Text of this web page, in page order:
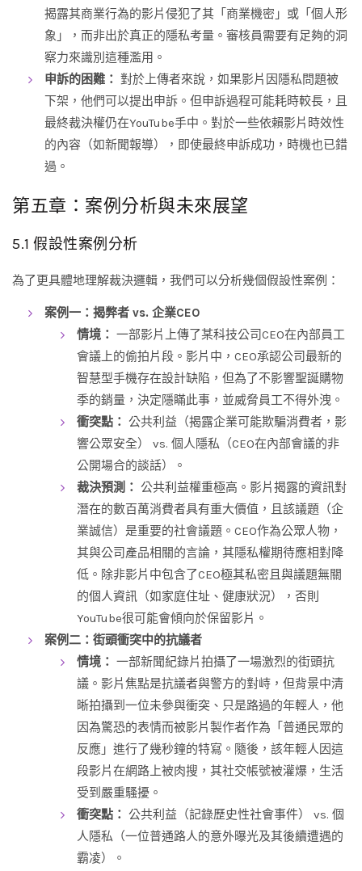
揭露其商業行為的影片侵犯了其「商業機密」或「個人形
象」，而非出於真正的隱私考量。審核員需要有足夠的洞
察力來識別這種濫用。
申訴的困難： 對於上傳者來說，如果影片因隱私問題被
下架，他們可以提出申訴。但申訴過程可能耗時較長，且
最終裁決權仍在YouTube手中。對於一些依賴影片時效性
的內容（如新聞報導），即使最終申訴成功，時機也已錯
過。
第五章：案例分析與未來展望
5.1 假設性案例分析
為了更具體地理解裁決邏輯，我們可以分析幾個假設性案例：
案例一：揭弊者 vs. 企業CEO
情境： 一部影片上傳了某科技公司CEO在內部員工
會議上的偷拍片段。影片中，CEO承認公司最新的
智慧型手機存在設計缺陷，但為了不影響聖誕購物
季的銷量，決定隱瞞此事，並威脅員工不得外洩。
衝突點： 公共利益（揭露企業可能欺騙消費者，影
響公眾安全） vs. 個人隱私（CEO在內部會議的非
公開場合的談話）。
裁決預測： 公共利益權重極高。影片揭露的資訊對
潛在的數百萬消費者具有重大價值，且該議題（企
業誠信）是重要的社會議題。CEO作為公眾人物，
其與公司產品相關的言論，其隱私權期待應相對降
低。除非影片中包含了CEO極其私密且與議題無關
的個人資訊（如家庭住址、健康狀況），否則
YouTube很可能會傾向於保留影片。
案例二：街頭衝突中的抗議者
情境： 一部新聞紀錄片拍攝了一場激烈的街頭抗
議。影片焦點是抗議者與警方的對峙，但背景中清
晰拍攝到一位未參與衝突、只是路過的年輕人，他
因為驚恐的表情而被影片製作者作為「普通民眾的
反應」進行了幾秒鐘的特寫。隨後，該年輕人因這
段影片在網路上被肉搜，其社交帳號被灌爆，生活
受到嚴重騷擾。
衝突點： 公共利益（記錄歷史性社會事件） vs. 個
人隱私（一位普通路人的意外曝光及其後續遭遇的
霸凌）。